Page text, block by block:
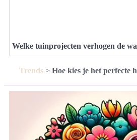
Welke tuinprojecten verhogen de
Trends > Hoe kies je het perfecte